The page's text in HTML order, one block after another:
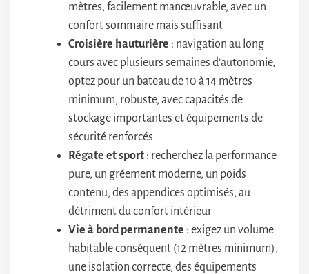
mètres, facilement manœuvrable, avec un
confort sommaire mais suffisant
Croisière hauturière : navigation au long
cours avec plusieurs semaines d’autonomie,
optez pour un bateau de 10 à 14 mètres
minimum, robuste, avec capacités de
stockage importantes et équipements de
sécurité renforcés
Régate et sport : recherchez la performance
pure, un gréement moderne, un poids
contenu, des appendices optimisés, au
détriment du confort intérieur
Vie à bord permanente : exigez un volume
habitable conséquent (12 mètres minimum),
une isolation correcte, des équipements